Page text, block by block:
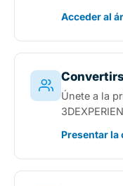
Acceder al
Únete a la
Presentar